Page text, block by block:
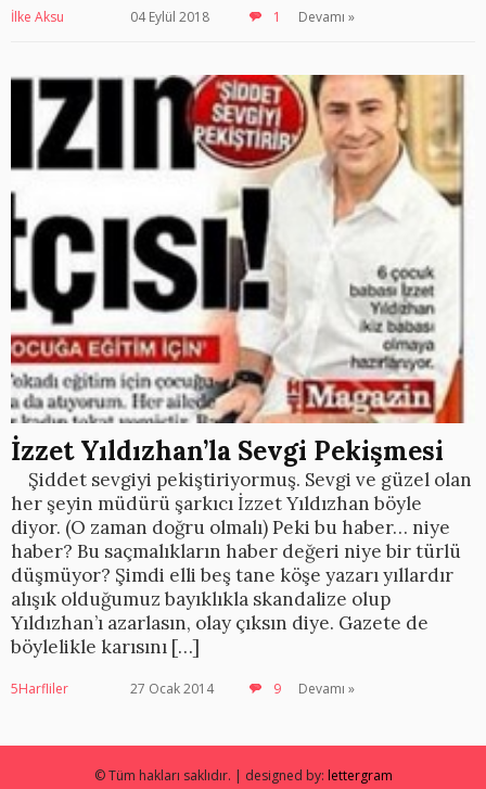
İlke Aksu 04 Eylül 2018 1 Devamı »
İzzet Yıldızhan’la Sevgi Pekişmesi
Şiddet sevgiyi pekiştiriyormuş. Sevgi ve güzel olan
her şeyin müdürü şarkıcı İzzet Yıldızhan böyle
diyor. (O zaman doğru olmalı) Peki bu haber… niye
haber? Bu saçmalıkların haber değeri niye bir türlü
düşmüyor? Şimdi elli beş tane köşe yazarı yıllardır
alışık olduğumuz bayıklıkla skandalize olup
Yıldızhan’ı azarlasın, olay çıksın diye. Gazete de
böylelikle karısını […]
5Harfliler 27 Ocak 2014 9 Devamı »
© Tüm hakları saklıdır. | designed by: lettergram